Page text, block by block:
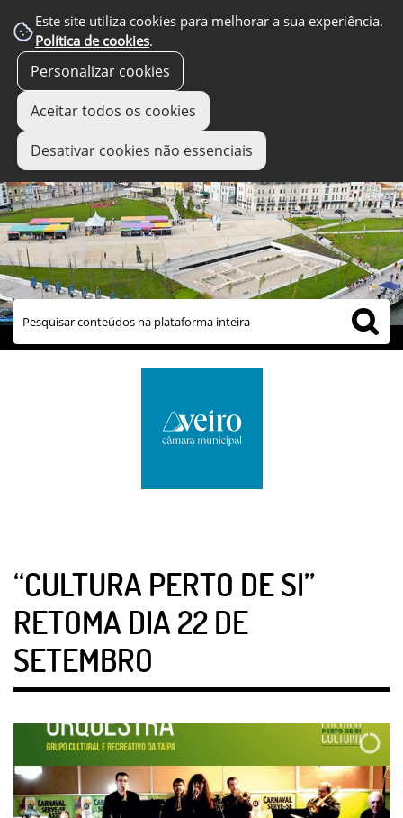
Este site utiliza cookies para melhorar a sua experiência.
Política de cookies.
Personalizar cookies
Aceitar todos os cookies
Desativar cookies não essenciais
links úteis
“CULTURA PERTO DE SI”
RETOMA DIA 22 DE
SETEMBRO